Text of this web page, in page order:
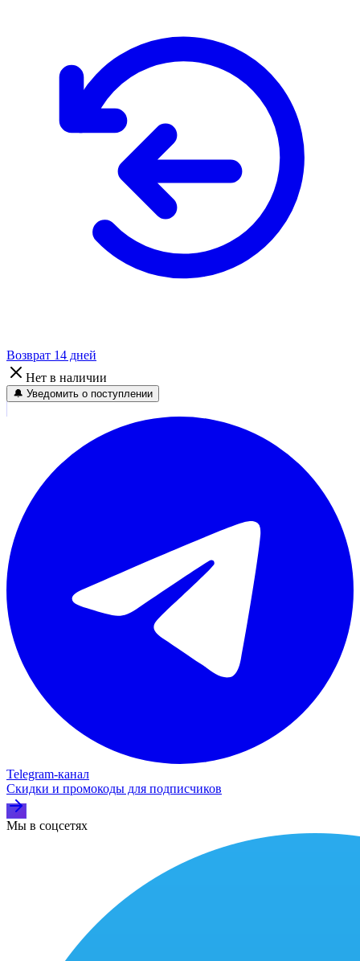
Возврат 14 дней
Нет в наличии
🔔 Уведомить о поступлении
Telegram‑канал
Скидки и промокоды для подписчиков
Мы в соцсетях